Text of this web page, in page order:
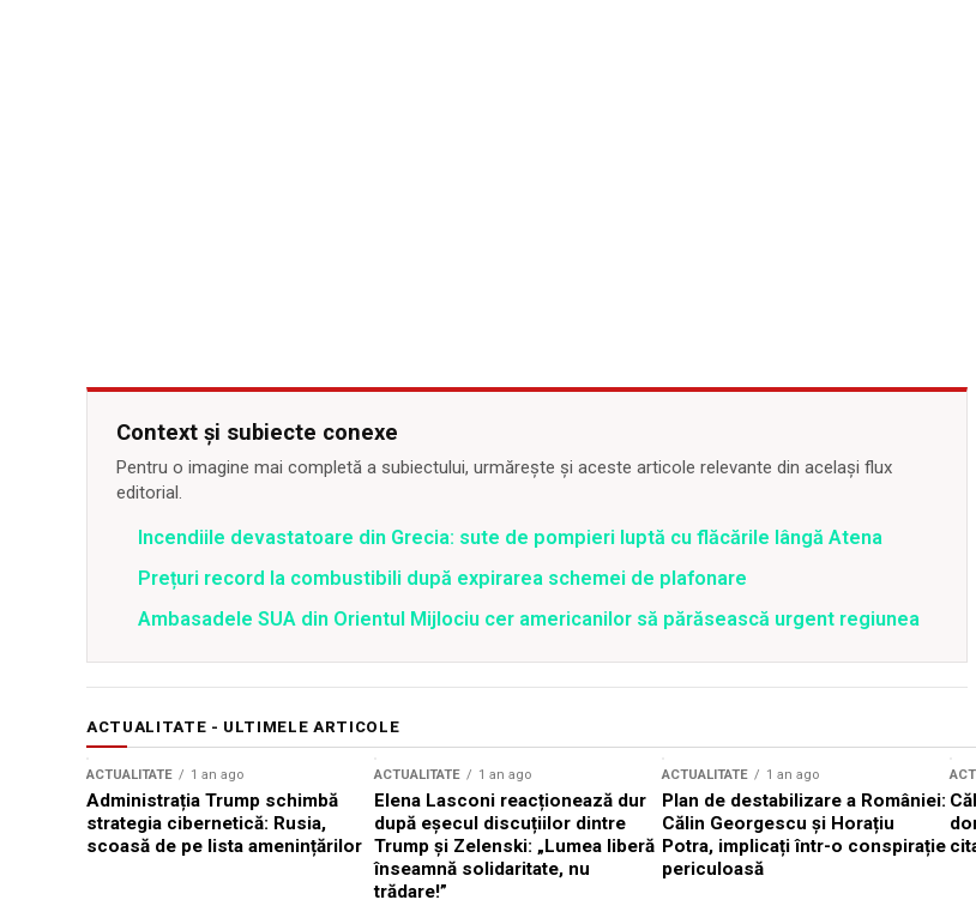
Context și subiecte conexe
Pentru o imagine mai completă a subiectului, urmărește și aceste articole relevante din același flux
editorial.
Incendiile devastatoare din Grecia: sute de pompieri luptă cu flăcările lângă Atena
Prețuri record la combustibili după expirarea schemei de plafonare
Ambasadele SUA din Orientul Mijlociu cer americanilor să părăsească urgent regiunea
ACTUALITATE - ULTIMELE ARTICOLE
ACTUALITATE 1 an ago
Administrația Trump schimbă
strategia cibernetică: Rusia,
scoasă de pe lista amenințărilor
ACTUALITATE 1 an ago
Elena Lasconi reacționează dur
după eșecul discuțiilor dintre
Trump și Zelenski: „Lumea liberă
înseamnă solidaritate, nu
trădare!”
ACTUALITATE 1 an ago
Plan de destabilizare a României:
Călin Georgescu și Horațiu
Potra, implicați într-o conspirație
periculoasă